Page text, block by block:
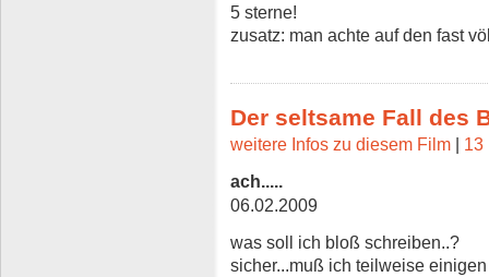
5 sterne!
zusatz: man achte auf den fast
Der seltsame Fall des
weitere Infos zu diesem Film
13
ach.....
06.02.2009
was soll ich bloß schreiben..?
sicher...muß ich teilweise